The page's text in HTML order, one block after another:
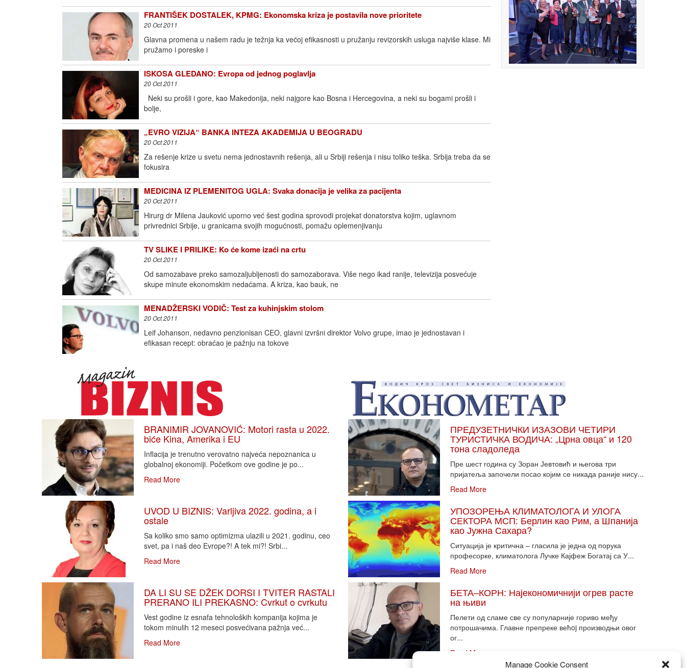
Manage Cookie Consent
FRANTIŠEK DOSTALEK, KPMG: Ekonomska kriza je postavila nove prioritete
20 Oct 2011
Glavna promena u našem radu je težnja ka većoj efikasnosti u pružanju revizorskih usluga najviše klase. Mi
pružamo i poreske i
ISKOSA GLEDANO: Evropa od jednog poglavlja
20 Oct 2011
Neki su prošli i gore, kao Makedonija, neki najgore kao Bosna i Hercegovina, a neki su bogami prošli i
bolje,
„EVRO VIZIJA“ BANKA INTEZA AKADEMIJA U BEOGRADU
20 Oct 2011
Za rešenje krize u svetu nema jednostavnih rešenja, ali u Srbiji rešenja i nisu toliko teška. Srbija treba da se
fokusira
MEDICINA IZ PLEMENITOG UGLA: Svaka donacija je velika za pacijenta
20 Oct 2011
Hirurg dr Milena Jauković uporno već šest godina sprovodi projekat donatorstva kojim, uglavnom
privrednici Srbije, u granicama svojih mogućnosti, pomažu oplemenjivanju
TV SLIKE I PRILIKE: Ko će kome izaći na crtu
20 Oct 2011
Od samozabave preko samozaljubljenosti do samozaborava. Više nego ikad ranije, televizija posvećuje
skupe minute ekonomskim nedaćama. A kriza, kao bauk, ne
MENADŽERSKI VODIČ: Test za kuhinjskim stolom
20 Oct 2011
Leif Johanson, nedavno penzionisan CEO, glavni izvršni direktor Volvo grupe, imao je jednostavan i
efikasan recept: obraćao je pažnju na tokove
BRANIMIR JOVANOVIĆ: Motori rasta u 2022.
biće Kina, Amerika i EU
Inflacija je trenutno verovatno najveća nepoznanica u
globalnoj ekonomiji. Početkom ove godine je po...
Read More
UVOD U BIZNIS: Varljiva 2022. godina, a i
ostale
Sa koliko smo samo optimizma ulazili u 2021. godinu, ceo
svet, pa i naš deo Evrope?! A tek mi?! Srbi...
Read More
DA LI SU SE DŽEK DORSI I TVITER RASTALI
PRERANO ILI PREKASNO: Cvrkut o cvrkutu
Vest godine iz esnafa tehnoloških kompanija kojima je
tokom minulih 12 meseci posvećivana pažnja već...
Read More
ПРЕДУЗЕТНИЧКИ ИЗАЗОВИ ЧЕТИРИ
ТУРИСТИЧКА ВОДИЧА: „Црна овца“ и 120
тона сладоледа
Пре шест година су Зоран Јевтовић и његова три
пријатеља започели посао којим се никада раније нису...
Read More
УПОЗОРЕЊА КЛИМАТОЛОГА И УЛОГА
СЕКТОРА МСП: Берлин као Рим, а Шпанија
као Јужна Сахара?
Ситуација је критична – гласила је једна од порука
професорке, климатолога Лучке Кајфеж Богатај са У...
Read More
БЕТА–КОРН: Најекономичнији огрев расте
на њиви
Пелети од сламе све су популарније гориво међу
потрошачима. Главне препреке већoj производњи овог
ог...
Read More